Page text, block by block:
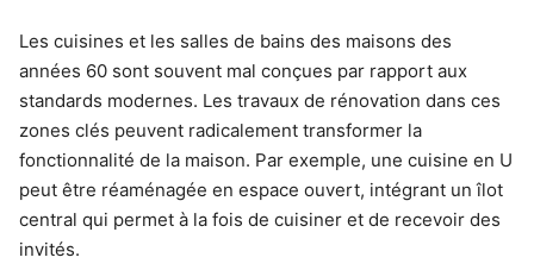
Les cuisines et les salles de bains des maisons des
années 60 sont souvent mal conçues par rapport aux
standards modernes. Les travaux de rénovation dans ces
zones clés peuvent radicalement transformer la
fonctionnalité de la maison. Par exemple, une cuisine en U
peut être réaménagée en espace ouvert, intégrant un îlot
central qui permet à la fois de cuisiner et de recevoir des
invités.